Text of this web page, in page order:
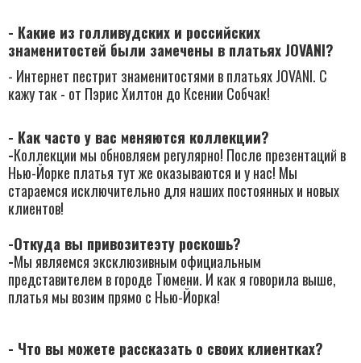
- Какие из голливудских и российских
знаменитостей были замечены в платьях JOVANI?
​- Интернет пестрит знаменитостями в платьях JOVANI.​ С​
кажу так - от Пэрис Хилтон до Ксении Собчак!​
- Как часто у вас меняются коллекции?
-Коллекции мы обновляем регулярно! После презентаций в
Нью-Йорке платья тут же оказываются и у нас! Мы
стараемся исключительно ​для наших постоянных и новых ​
клиентов!
-Откуда вы привозитеэту роскошь?
-М​ы являемся эксклюзивным официальным
представителем в городе Тюмени. И как я говорила выше,
платья мы возим прямо ​с Нью-Йорка!
- Что вы можете рассказать о своих клиентках?